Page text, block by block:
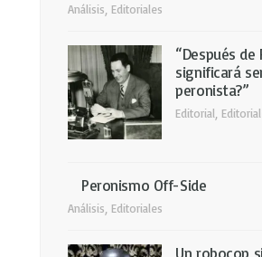
Análisis Editoriales
“Después de
significará
peronista?”
Editorial
Peronismo Off-Side
Análisis Editoriales
Un robocop